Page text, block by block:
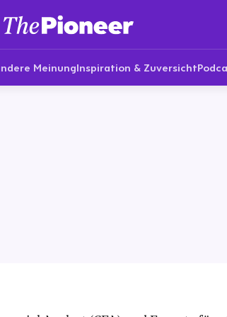
MeinungInspiration & Zuversicht